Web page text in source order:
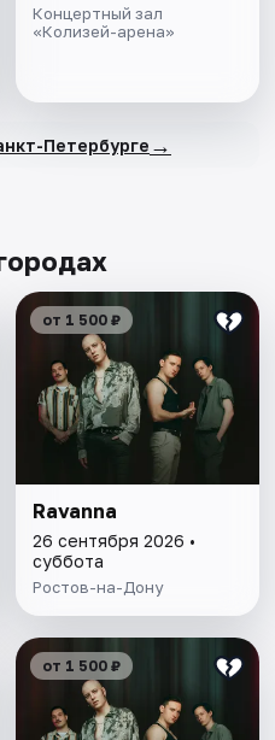
Концертный зал
«Колизей-арена»
Петербурге →
от 1 500 ₽
Ravanna
26 сентября 2026 •
суббота
Ростов-на-Дону
от 1 500 ₽